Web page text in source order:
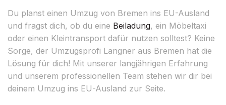
Du planst einen Umzug von Bremen ins EU-Ausland
und fragst dich, ob du eine Beiladung, ein Möbeltaxi
oder einen Kleintransport dafür nutzen solltest? Keine
Sorge, der Umzugsprofi Langner aus Bremen hat die
Lösung für dich! Mit unserer langjährigen Erfahrung
und unserem professionellen Team stehen wir dir bei
deinem Umzug ins EU-Ausland zur Seite.